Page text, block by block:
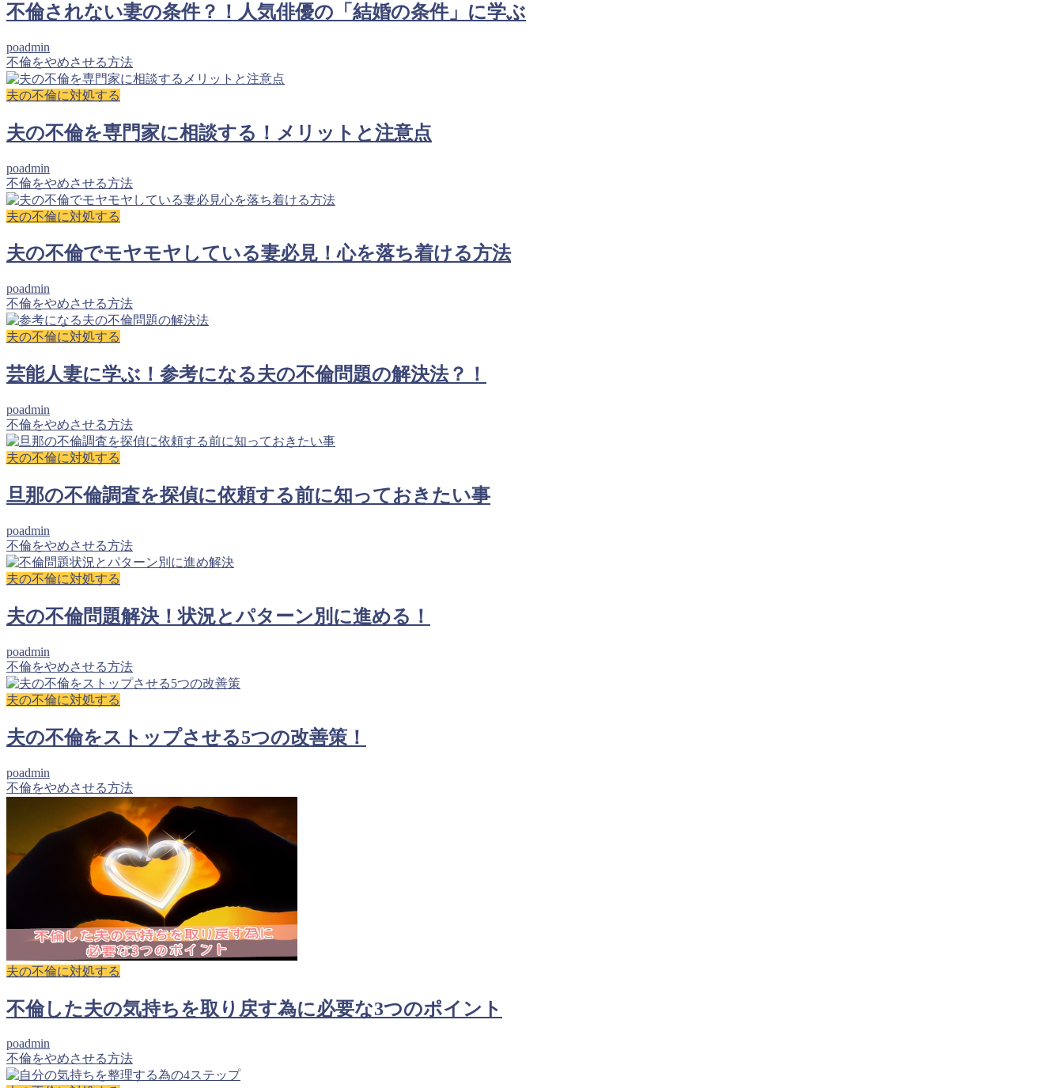
不倫されない妻の条件？！人気俳優の「結婚の条件」に学ぶ
poadmin
不倫をやめさせる方法
夫の不倫に対処する
夫の不倫を専門家に相談する！メリットと注意点
poadmin
不倫をやめさせる方法
夫の不倫に対処する
夫の不倫でモヤモヤしている妻必見！心を落ち着ける方法
poadmin
不倫をやめさせる方法
夫の不倫に対処する
芸能人妻に学ぶ！参考になる夫の不倫問題の解決法？！
poadmin
不倫をやめさせる方法
夫の不倫に対処する
旦那の不倫調査を探偵に依頼する前に知っておきたい事
poadmin
不倫をやめさせる方法
夫の不倫に対処する
夫の不倫問題解決！状況とパターン別に進める！
poadmin
不倫をやめさせる方法
夫の不倫に対処する
夫の不倫をストップさせる5つの改善策！
poadmin
不倫をやめさせる方法
夫の不倫に対処する
不倫した夫の気持ちを取り戻す為に必要な3つのポイント
poadmin
不倫をやめさせる方法